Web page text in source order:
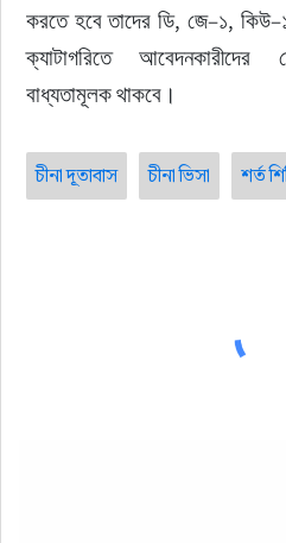
করতে হবে তাদের ডি, জে–১, কিউ–
ক্যাটাগরিতে
আবেদনকারীদের
বাধ্যতামূলকথাকবে।
চীনা দূতাবাস চীনা ভিসা শর্ত